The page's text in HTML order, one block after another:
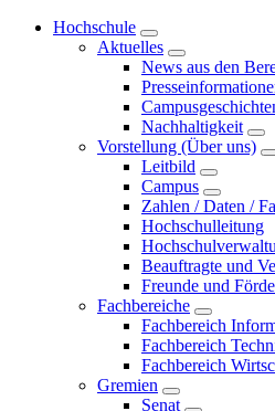
Hochschule
Aktuelles
News aus den
Nachhaltigkeit
Vorstellung (Über uns)
Leitbild
Campus
Zahlen / Daten /
Hochschulleitung
Beauftragte und
Freunde und
Fachbereiche
Fachbereich
Fachbereich
Fachbereich
Gremien
Senat